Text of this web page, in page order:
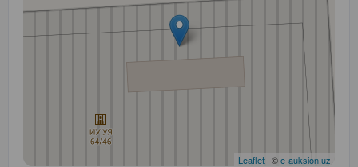
Leaflet | ©e-auksion.uz